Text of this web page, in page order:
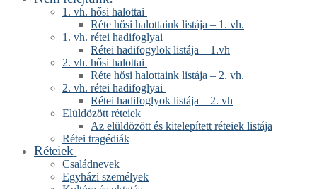
1. vh. hősi halottai
Réte hősi halottaink listája – 1. vh.
1. vh. rétei hadifoglyai
Rétei hadifogylok listája – 1.vh
2. vh. hősi halottai
Réte hősi halottaink listája – 2. vh.
2. vh. rétei hadifoglyai
Rétei hadifoglyok listája – 2. vh
Elüldözött réteiek
Az elüldözött és kitelepített réteiek listája
Rétei tragédiák
Réteiek
Családnevek
Egyházi személyek